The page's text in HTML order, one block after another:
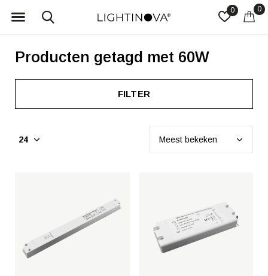
0 0
Producten getagd met 60W
FILTER